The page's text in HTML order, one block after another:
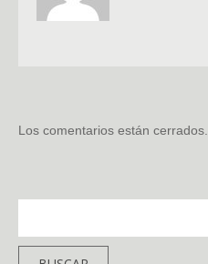
Los comentarios están cerrados.